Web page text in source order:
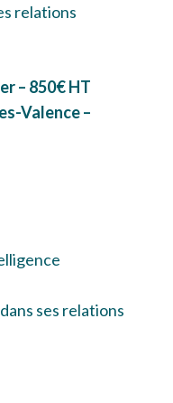
relations
– 850€ HT
Valence –
ses relations